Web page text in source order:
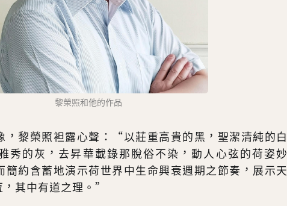
黎榮照和他的作品
，黎榮照袒露心聲：“以莊重高貴的黑，聖潔清純的白
秀的灰，去昇華載錄那脫俗不染，動人心弦的荷姿妙
簡約含蓄地演示荷世界中生命興衰週期之節奏，展示天
其中有道之理。”